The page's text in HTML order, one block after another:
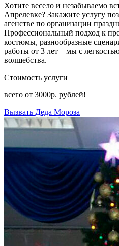
Хотите весело и незабываемо
Апрелевке? Закажите услугу
агенстве по организации
Профессиональный подход к
костюмы, разнообразные
работы от 3 лет – мы с
волшебства.
Стоимость услуги
всего от 3000р. рублей!
Вызвать Деда Мороза